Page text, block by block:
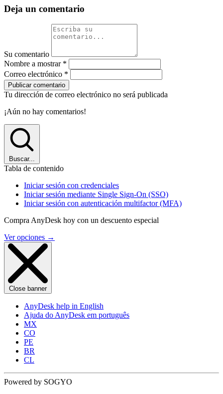
Deja un comentario
Su comentario
Nombre a mostrar *
Correo electrónico *
Publicar comentario
Tu dirección de correo electrónico no será publicada
¡Aún no hay comentarios!
Buscar...
Tabla de contenido
Iniciar sesión con credenciales
Iniciar sesión mediante Single Sign-On (SSO)
Iniciar sesión con autenticación multifactor (MFA)
Compra AnyDesk hoy con un descuento especial
Ver opciones →
Close banner
AnyDesk help in English
Ajuda do AnyDesk em português
MX
CO
PE
BR
CL
Powered by SOGYO